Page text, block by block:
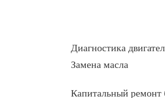
Диагностика
Замена масла
Капитальный ремонт